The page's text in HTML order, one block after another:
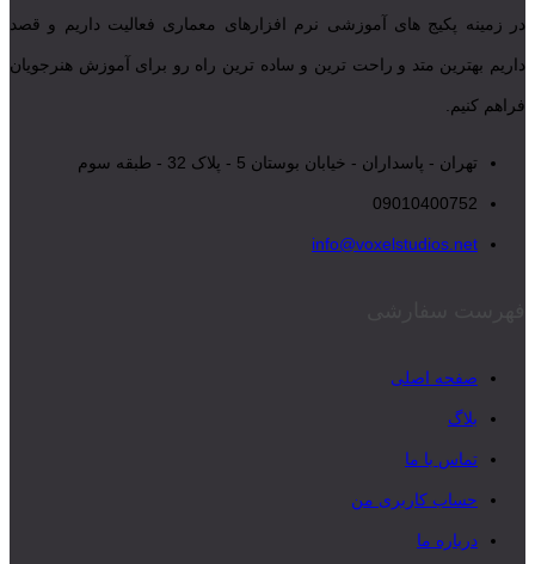
در زمینه پکیج های آموزشی نرم افزارهای معماری فعالیت داریم و قصد
داریم بهترین متد و راحت ترین و ساده ترین راه رو برای آموزش هنرجویان
فراهم کنیم.
تهران - پاسداران - خیابان بوستان 5 - پلاک 32 - طبقه سوم
09010400752
info@voxelstudios.net
صفحه اصلی
بلاگ
تماس با ما
حساب کاربری من
درباره ما